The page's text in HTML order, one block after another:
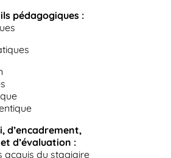
pédagogiques :
d’encadrement,
d’évaluation :
acquis du stagiaire